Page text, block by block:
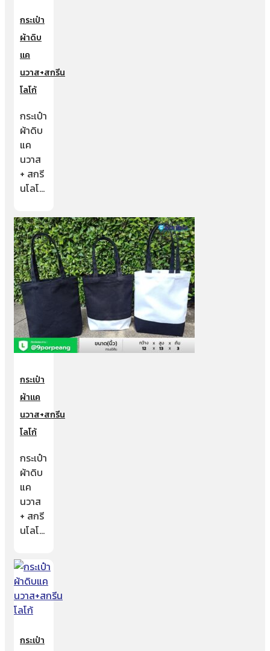
กระเป๋า
ผ้าดิบ
แค
นวาส+สกรีน
โลโก้
กระเป๋า
ผ้าดิบ
แค
นวาส
+ สกรี
นโลโ…
กระเป๋า
ผ้าแค
นวาส+สกรีน
โลโก้
กระเป๋า
ผ้าดิบ
แค
นวาส
+ สกรี
นโลโ…
กระเป๋า